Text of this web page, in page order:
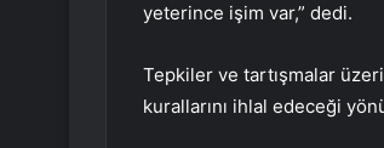
yeterince işim var,” dedi.
Tepkiler ve tartışmalar
kurallarını ihlal edeceği